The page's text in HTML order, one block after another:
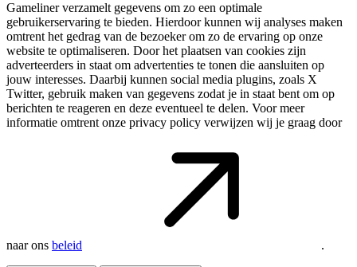
Gameliner verzamelt gegevens om zo een optimale
gebruikerservaring te bieden. Hierdoor kunnen wij analyses maken
omtrent het gedrag van de bezoeker om zo de ervaring op onze
website te optimaliseren. Door het plaatsen van cookies zijn
adverteerders in staat om advertenties te tonen die aansluiten op
jouw interesses. Daarbij kunnen social media plugins, zoals X
Twitter, gebruik maken van gegevens zodat je in staat bent om op
berichten te reageren en deze eventueel te delen. Voor meer
informatie omtrent onze privacy policy verwijzen wij je graag door
naar ons beleid .